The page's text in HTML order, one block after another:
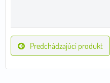
Predchádzajúci produkt